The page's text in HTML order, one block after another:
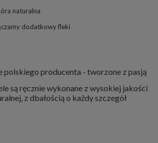
naturalna
dodatkowy fleki
polskiego producenta - tworzone z pasją
są ręcznie wykonane z wysokiej jakości
z dbałością o każdy szczegół